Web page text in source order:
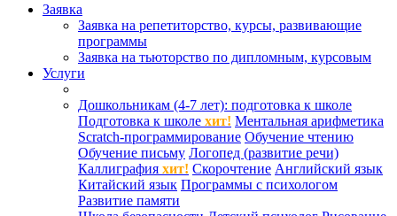
Заявка
Заявка на репетиторство, курсы, развивающие
программы
Заявка на тьюторство по дипломным, курсовым
Услуги
Дошкольникам (4-7 лет): подготовка к школе
Подготовка к школе хит! Ментальная арифметика
Scratch-программирование Обучение чтению
Обучение письму Логопед (развитие речи)
Каллиграфия хит! Скорочтение Английский язык
Китайский язык Программы с психологом
Развитие памяти